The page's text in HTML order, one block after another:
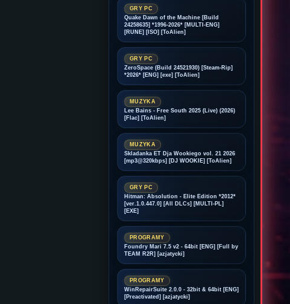
GRY PC
Quake Dawn of the Machine [Build
24258635] *1996-2026* [MULTI-ENG]
[RUNE] [ISO] [ToAlien]
GRY PC
ZeroSpace (Build 24521930) [Steam-Rip]
*2026* [ENG] [exe] [ToAlien]
MUZYKA
Lee Bains - Free South 2025 (Live) (2026)
[Flac] [ToAlien]
MUZYKA
Skladanka ET Dja Wookiego vol. 21 2026
[mp3@320kbps] [DJ WOOKIE] [ToAlien]
GRY PC
Hitman: Absolution - Elite Edition *2012*
[ver.1.0.447.0] [All DLCs] [MULTI-PL]
[EXE]
PROGRAMY
Foundry Mari 7.5 v2 - 64bit [ENG] [Full by
TEAM R2R] [azjatycki]
PROGRAMY
WinRepairSuite 2.0.0 - 32bit & 64bit [ENG]
[Preactivated] [azjatycki]